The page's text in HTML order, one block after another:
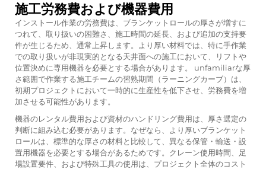
施工労務費および機器費用
インストール作業の労務費は、ブランケットロールの厚さが増すに
つれて、取り扱いの困難さ、施工時間の延長、および追加の支持要
件が生じるため、通常上昇します。より厚い材料では、特に手作業
での取り扱いが非現実的となる天井面への施工において、リフトや
位置決めに専用機器を必要とする場合があります。 unfamiliarな厚
さ範囲で作業する施工チームの習熟期間（ラーニングカーブ）は、
初期プロジェクトにおいて一時的に生産性を低下させ、労務費を増
加させる可能性があります。
機器のレンタル費用および資材のハンドリング費用は、厚さ選定の
判断に組み込む必要があります。なぜなら、より厚いブランケット
ロールは、標準的な厚さの材料と比較して、異なる保管・輸送・設
置用機器を必要とする場合があるためです。クレーン使用時間、足
場設置要件、および特殊工具の使用は、プロジェクト全体のコスト